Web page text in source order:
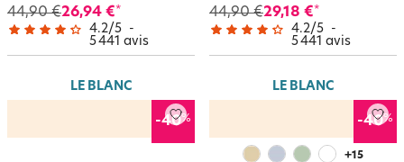
44,90 €26,94 €*
4.2/5 -
5 441 avis
44,90 €29,18 €*
4.2/5 -
5 441 avis
LE BLANC
-40%
LE BLANC
-40%
+15